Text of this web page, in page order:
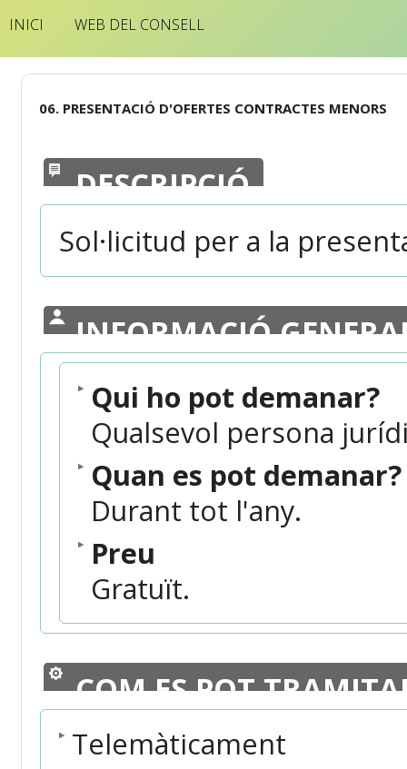
INICI WEB DEL CONSELL
06. PRESENTACIÓ D'OFERTES CONTRACTES MENORS
DESCRIPCIÓ
Sol·licitud per a la
INFORMACIÓ
Qui ho pot demanar?
Qualsevol persona
Quan es pot demanar?
Durant tot l'any.
Preu
Gratuït.
COM ES POT
Telemàticament